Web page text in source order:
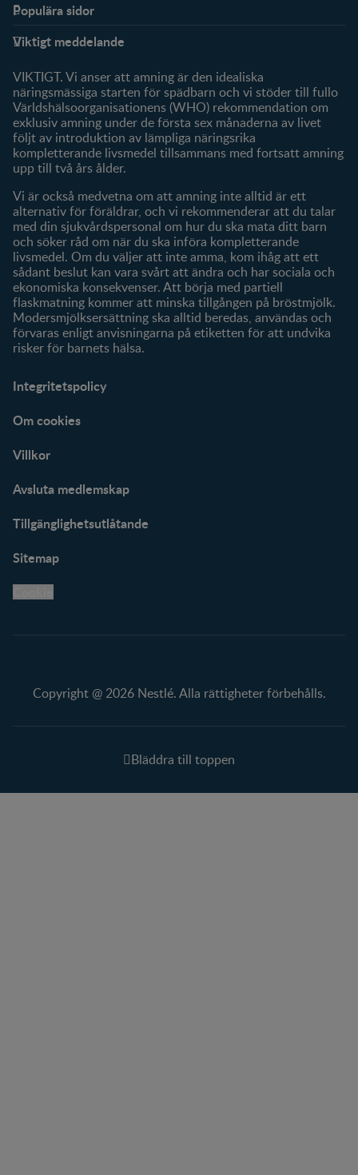
Populära sidor
FAQ
Om oss
Fråga våra experter
Klubbförmåner
Mitt konto
Produkter
Våra varumärken
Viktigt meddelande
VIKTIGT. Vi anser att amning är den idealiska
näringsmässiga starten för spädbarn och vi stöder till fullo
Världshälsoorganisationens (WHO) rekommendation om
exklusiv amning under de första sex månaderna av livet
följt av introduktion av lämpliga näringsrika
kompletterande livsmedel tillsammans med fortsatt amning
upp till två års ålder.
Vi är också medvetna om att amning inte alltid är ett
alternativ för föräldrar, och vi rekommenderar att du talar
med din sjukvårdspersonal om hur du ska mata ditt barn
och söker råd om när du ska införa kompletterande
livsmedel. Om du väljer att inte amma, kom ihåg att ett
sådant beslut kan vara svårt att ändra och har sociala och
ekonomiska konsekvenser. Att börja med partiell
flaskmatning kommer att minska tillgången på bröstmjölk.
Modersmjölksersättning ska alltid beredas, användas och
förvaras enligt anvisningarna på etiketten för att undvika
risker för barnets hälsa.
Integritetspolicy
Om cookies
Villkor
Avsluta medlemskap
Tillgänglighetsutlåtande
Sitemap
Copyright @ 2026 Nestlé. Alla rättigheter förbehålls.
Bläddra till toppen